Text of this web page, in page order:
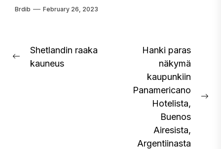
Brdib February 26, 2023
Post
navigation
Previous
Shetlandin raaka
kauneus
Hanki paras
näkymä
kaupunkiin
Panamericano
Hotelista,
Buenos
Airesista,
Argentiinasta